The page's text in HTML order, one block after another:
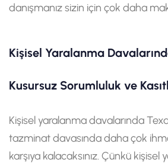
danışmanız sizin için çok daha
Kişisel Yaralanma
Kusursuz Sorumluluk ve
Kişisel yaralanma davalarında
tazminat davasında daha çok
karşıya kalacaksınız. Çünkü kişisel